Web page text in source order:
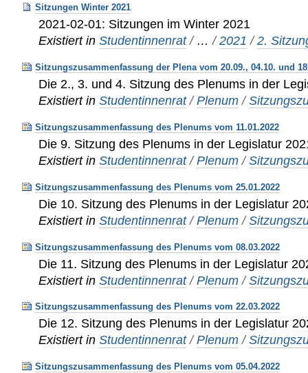
Sitzungen Winter 2021
2021-02-01: Sitzungen im Winter 2021
Existiert in Studentinnenrat / …/2021 /2.
Sitzungszusammenfassung der Plena vom 20.09., 04.10. und
Die 2., 3. und 4. Sitzung des Plenums in der
Existiert in Studentinnenrat /Plenum /
Sitzungszusammenfassung des Plenums vom 11.01.2022
Die 9. Sitzung des Plenums in der Legislatur
Existiert in Studentinnenrat /Plenum /
Sitzungszusammenfassung des Plenums vom 25.01.2022
Die 10. Sitzung des Plenums in der Legislatur
Existiert in Studentinnenrat /Plenum /
Sitzungszusammenfassung des Plenums vom 08.03.2022
Die 11. Sitzung des Plenums in der Legislatur
Existiert in Studentinnenrat /Plenum /
Sitzungszusammenfassung des Plenums vom 22.03.2022
Die 12. Sitzung des Plenums in der Legislatur
Existiert in Studentinnenrat /Plenum /
Sitzungszusammenfassung des Plenums vom 05.04.2022